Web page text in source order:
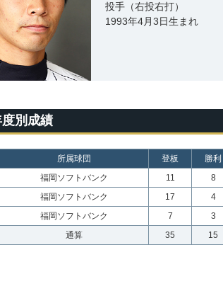
投手（右投右打）
1993年4月3日生まれ
別成績
所属球団 登板 勝利
福岡ソフトバンク 11 8
福岡ソフトバンク 17 4
福岡ソフトバンク 7 3
通算
35 15